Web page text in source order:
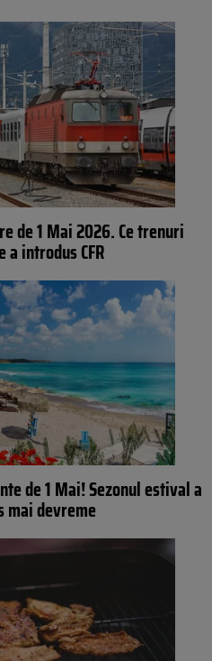
de 1 Mai 2026. Ce trenuri
introdus CFR
de 1 Mai! Sezonul estival a
mai devreme